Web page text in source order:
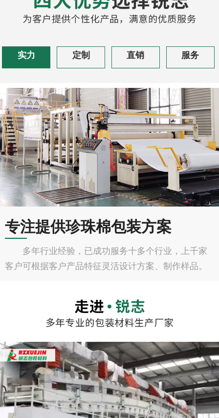
实力 定制 直销 服务
专注提供珍珠棉包装方案
多年行业经验，已成功服务十多个行业，上千家
客户可根据客户产品特征灵活设计方案、制作样品。